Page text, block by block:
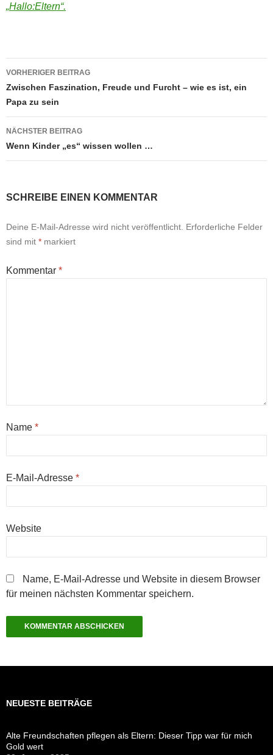
„Hallo:Eltern“.
Beitrags-
Navigation
VORHERIGER BEITRAG
Zwischen Faszination, Freude und Furcht – wie es ist, ein
Papa zu sein
NÄCHSTER BEITRAG
Wenn Kinder „es“ wissen wollen …
SCHREIBE EINEN KOMMENTAR
Deine E-Mail-Adresse wird nicht veröffentlicht. Erforderliche Felder
sind mit * markiert
Kommentar *
Name *
E-Mail-Adresse *
Website
Name, E-Mail-Adresse und Website in diesem Browser
für meinen nächsten Kommentar speichern.
NEUESTE BEITRÄGE
Alte Freundschaften pflegen als Eltern: Dieser Tipp war für mich
Gold wert